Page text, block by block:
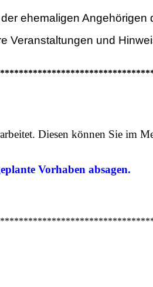
ehemaligen Angehörigen
Veranstaltungen und
Diesen können Sie im
Vorhaben absagen.